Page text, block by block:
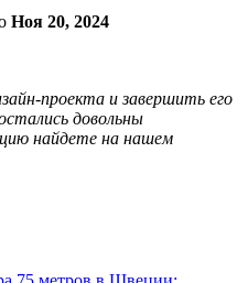
Ноя 20, 2024
проекта и завершить его
довольны
найдете на нашем